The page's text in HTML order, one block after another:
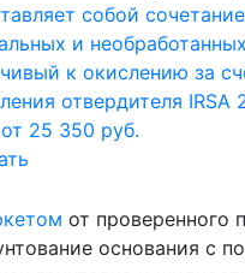
собой сочетание
и
к окислению за
отвердителя IRSA
25 350 руб.
от проверенного
основания